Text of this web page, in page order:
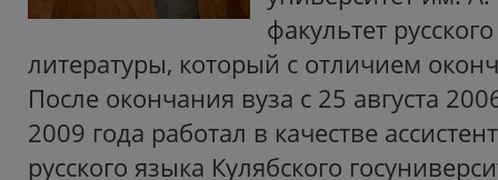
факультет
литературы, который с отличием
После окончания вуза с 25 августа
2009 года работал в качестве
русского языка Кулябского